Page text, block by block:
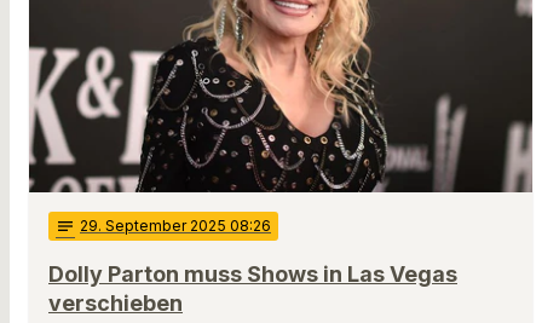
notes 29. September 2025 08:26
Dolly Parton muss Shows in Las Vegas
verschieben